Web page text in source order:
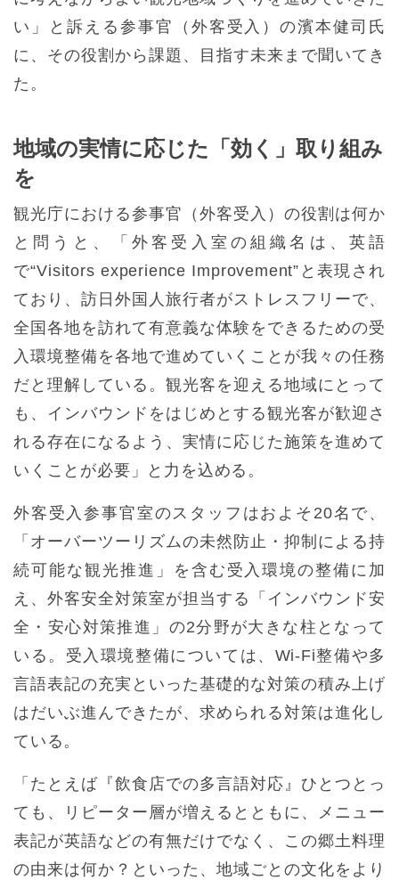
い」と訴える参事官（外客受入）の濱本健司氏
に、その役割から課題、目指す未来まで聞いてき
た。
地域の実情に応じた「効く」取り組み
を
観光庁における参事官（外客受入）の役割は何か
と問うと、「外客受入室の組織名は、英語
で“Visitors experience Improvement”と表現され
ており、訪日外国人旅行者がストレスフリーで、
全国各地を訪れて有意義な体験をできるための受
入環境整備を各地で進めていくことが我々の任務
だと理解している。観光客を迎える地域にとって
も、インバウンドをはじめとする観光客が歓迎さ
れる存在になるよう、実情に応じた施策を進めて
いくことが必要」と力を込める。
外客受入参事官室のスタッフはおよそ20名で、
「オーバーツーリズムの未然防止・抑制による持
続可能な観光推進」を含む受入環境の整備に加
え、外客安全対策室が担当する「インバウンド安
全・安心対策推進」の2分野が大きな柱となって
いる。受入環境整備については、Wi-Fi整備や多
言語表記の充実といった基礎的な対策の積み上げ
はだいぶ進んできたが、求められる対策は進化し
ている。
「たとえば『飲食店での多言語対応』ひとつとっ
ても、リピーター層が増えるとともに、メニュー
表記が英語などの有無だけでなく、この郷土料理
の由来は何か？といった、地域ごとの文化をより